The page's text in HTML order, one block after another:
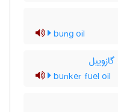
bung oil
bunker fuel oil